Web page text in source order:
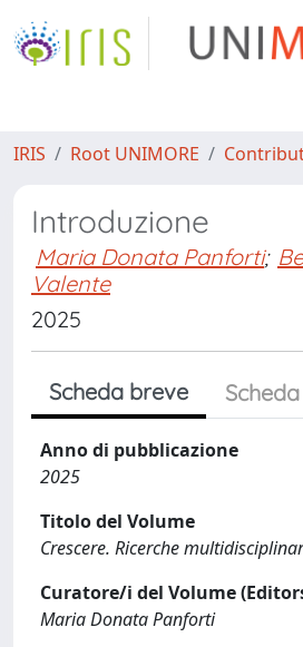
IRIS Root UNIMORE
Introduzione
Maria Donata Panforti;
Valente
2025
Scheda breve
Anno di pubblicazione
2025
Titolo del Volume
Crescere. Ricerche
Curatore/i del Volume
Maria Donata Panforti